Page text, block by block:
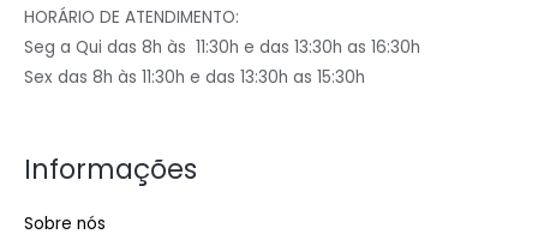
HORÁRIO DE ATENDIMENTO:
Seg a Qui das 8h às 11:30h e das 13:30h as 16:30h
Sex das 8h às 11:30h e das 13:30h as 15:30h
Informações
Sobre nós